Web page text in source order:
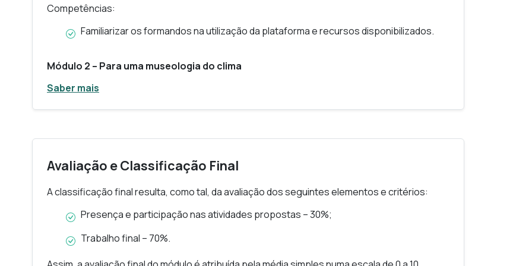
Competências:
Familiarizar os formandos na utilização da plataforma e recursos disponibilizados.
Módulo 2 – Para uma museologia do clima
Competências:
Os formandos reconhecerão a presença de alusões/referências climáticas em
existência. Usar-se-ão exemplos muito diversos de museus onde a história do clima
clima fundamentais para a compreensão de outros conteúdos museológicos.
exposições.
Competências:
Saber mais
Avaliação e Classificação Final
A classificação final resulta, como tal, da avaliação dos seguintes elementos e critérios:
Presença e participação nas atividades propostas – 30%;
Trabalho final – 70%.